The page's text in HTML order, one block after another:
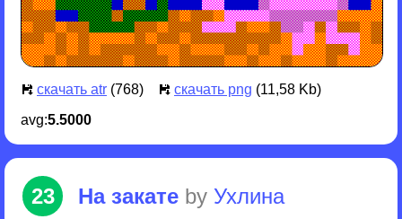
скачать atr (768) скачать png (11,58 Kb)
avg:5.5000
23 На закате by Ухлина